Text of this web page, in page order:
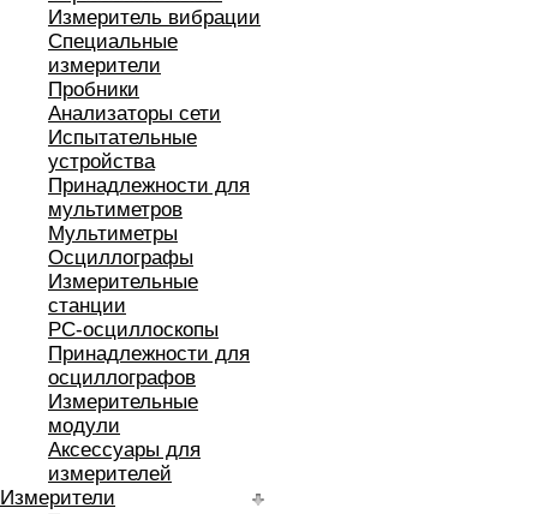
Измеритель вибрации
Специальные
измерители
Пробники
Анализаторы сети
Испытательные
устройства
Принадлежности для
мультиметров
Мультиметры
Осциллографы
Измерительные
станции
РС-осциллоскопы
Принадлежности для
осциллографов
Измерительные
модули
Аксессуары для
измерителей
Измерители